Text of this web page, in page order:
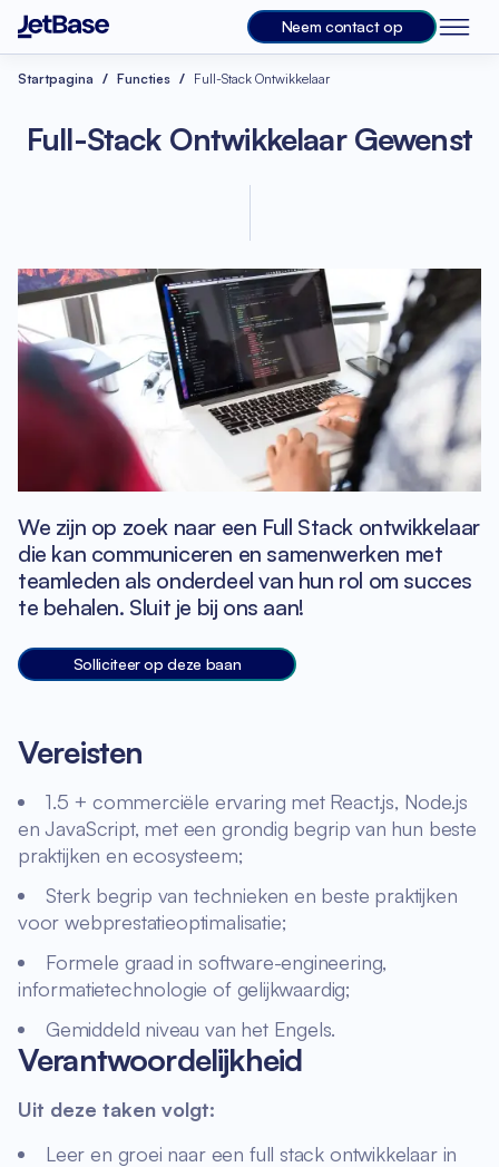
Neem contact op
Startpagina Functies Full-Stack Ontwikkelaar
Full-Stack Ontwikkelaar Gewenst
We zijn op zoek naar een Full Stack ontwikkelaar
die kan communiceren en samenwerken met
teamleden als onderdeel van hun rol om succes
te behalen. Sluit je bij ons aan!
Solliciteer op deze baan
Vereisten
1.5 + commerciële ervaring met React.js, Node.js
en JavaScript, met een grondig begrip van hun beste
praktijken en ecosysteem;
Sterk begrip van technieken en beste praktijken
voor webprestatieoptimalisatie;
Formele graad in software-engineering,
informatietechnologie of gelijkwaardig;
Gemiddeld niveau van het Engels.
Verantwoordelijkheid
Uit deze taken volgt:
Leer en groei naar een full stack ontwikkelaar in